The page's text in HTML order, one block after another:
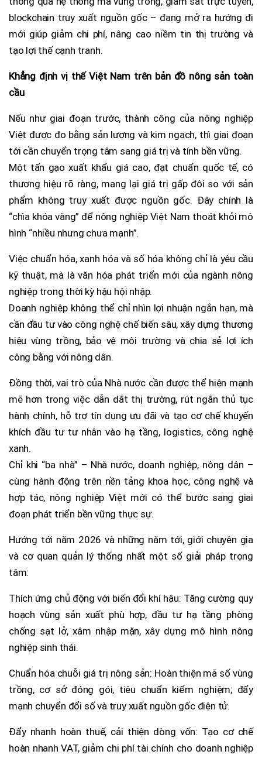
blockchain truy xuất nguồn gốc – đang mở ra hướng đi
mới giúp giảm chi phí, nâng cao niềm tin thị trường và
tạo lợi thế cạnh tranh.
Khẳng định vị thế Việt Nam trên bản đồ nông sản toàn
cầu
Nếu như giai đoạn trước, thành công của nông nghiệp
Việt được đo bằng sản lượng và kim ngạch, thì giai đoạn
tới cần chuyển trọng tâm sang giá trị và tính bền vững.
Một tấn gạo xuất khẩu giá cao, đạt chuẩn quốc tế, có
thương hiệu rõ ràng, mang lại giá trị gấp đôi so với sản
phẩm không truy xuất được nguồn gốc. Đây chính là
“chìa khóa vàng” để nông nghiệp Việt Nam thoát khỏi mô
hình “nhiều nhưng chưa mạnh”.
Việc chuẩn hóa, xanh hóa và số hóa không chỉ là yêu cầu
kỹ thuật, mà là văn hóa phát triển mới của ngành nông
nghiệp trong thời kỳ hậu hội nhập.
Doanh nghiệp không thể chỉ nhìn lợi nhuận ngắn hạn, mà
cần đầu tư vào công nghệ chế biến sâu, xây dựng thương
hiệu vùng trồng, bảo vệ môi trường và chia sẻ lợi ích
công bằng với nông dân.
Đồng thời, vai trò của Nhà nước cần được thể hiện mạnh
mẽ hơn trong việc dẫn dắt thị trường, rút ngắn thủ tục
hành chính, hỗ trợ tín dụng ưu đãi và tạo cơ chế khuyến
khích đầu tư tư nhân vào hạ tầng, logistics, công nghệ
xanh.
Chỉ khi “ba nhà” – Nhà nước, doanh nghiệp, nông dân –
cùng hành động trên nền tảng khoa học, công nghệ và
hợp tác, nông nghiệp Việt mới có thể bước sang giai
đoạn phát triển bền vững thực sự.
Hướng tới năm 2026 và những năm tới, giới chuyên gia
và cơ quan quản lý thống nhất một số giải pháp trọng
tâm:
Thích ứng chủ động với biến đổi khí hậu: Tăng cường quy
hoạch vùng sản xuất phù hợp, đầu tư hạ tầng phòng
chống sạt lở, xâm nhập mặn, xây dựng mô hình nông
nghiệp sinh thái.
Chuẩn hóa chuỗi giá trị nông sản: Hoàn thiện mã số vùng
trồng, cơ sở đóng gói, tiêu chuẩn kiểm nghiệm; đẩy
mạnh chuyển đổi số và truy xuất nguồn gốc điện tử.
Đẩy nhanh hoàn thuế, cải thiện dòng vốn: Tạo cơ chế
hoàn nhanh VAT, giảm chi phí tài chính cho doanh nghiệp